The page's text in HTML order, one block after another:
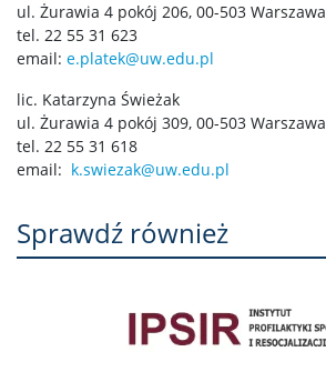
ul. Żurawia 4 pokój 206, 00-503 Warszawa
tel. 22 55 31 623
email: e.platek@uw.edu.pl
lic. Katarzyna Świeżak
ul. Żurawia 4 pokój 309, 00-503 Warszawa
tel. 22 55 31 618
email: k.swiezak@uw.edu.pl
Sprawdź również